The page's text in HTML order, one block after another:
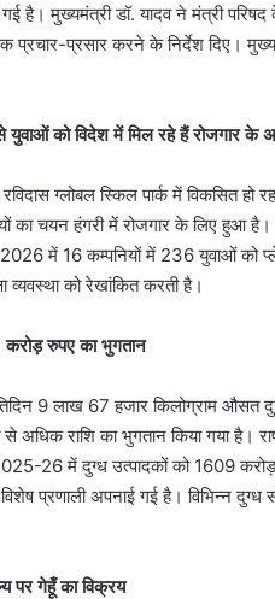
है। मुख्यमंत्री डॉ. यादव ने मंत्री
प्रचार-प्रसार करने के निर्देश दिए।
को विदेश में मिल रहे हैं रोजगार के
ग्लोबल स्किल पार्क में विकसित
का चयन हंगरी में रोजगार के लिए हुआ है।
में 16 कम्पनियों में 236 युवाओं को
व्यवस्था को रेखांकित करती है।
रुपए का भुगतान
9 लाख 67 हजार किलोग्राम
राशि का भुगतान किया गया है।
26 में दुग्ध उत्पादकों को 1609
प्रणाली अपनाई गई है। विभिन्न
पर गेहूँ का विक्रय
नया हाईस्पीड रूट तैयार,
रैपिड रेल